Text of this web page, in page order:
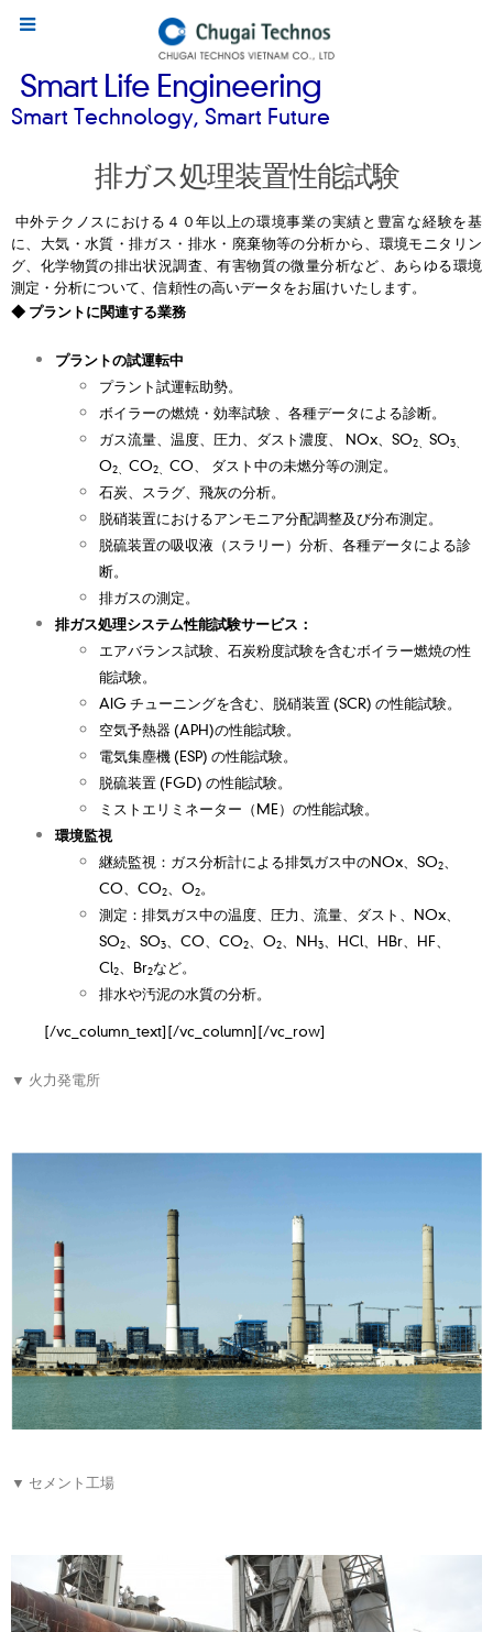
Smart Life Engineering
Smart Technology, Smart Future
排ガス処理装置性能試験
中外テクノスにおける４０年以上の環境事業の実績と豊富な経験を基
に、大気・水質・排ガス・排水・廃棄物等の分析から、環境モニタリン
グ、化学物質の排出状況調査、有害物質の微量分析など、あらゆる環境
測定・分析について、信頼性の高いデータをお届けいたします。
◆ プラントに関連する業務
プラントの試運転中
プラント試運転助勢。
ボイラーの燃焼・効率試験 、各種データによる診断。
ガス流量、温度、圧力、ダスト濃度、 NOx、SO2、 SO3、
O2、 CO2、 CO、 ダスト中の未燃分等の測定。
石炭、スラグ、飛灰の分析。
脱硝装置におけるアンモニア分配調整及び分布測定。
脱硫装置の吸収液（スラリー）分析、各種データによる診
断。
排ガスの測定。
排ガス処理システム性能試験サービス：
エアバランス試験、石炭粉度試験を含むボイラー燃焼の性
能試験。
AIG チューニングを含む、脱硝装置 (SCR) の性能試験。
空気予熱器 (APH)の性能試験。
電気集塵機 (ESP) の性能試験。
脱硫装置 (FGD) の性能試験。
ミストエリミネーター（ME）の性能試験。
環境監視
継続監視：ガス分析計による排気ガス中のNOx、SO2
CO、CO2 、O2。
測定：排気ガス中の温度、圧力、流量、ダスト、NOx、
SO2 、SO3 、CO、CO2 、O2 、NH3
、HCl、HBr、HF、
Cl2 、Br2など。
排水や汚泥の水質の分析。
[/vc_column_text][/vc_column][/vc_row]
▼ 火力発電所
▼ セメント工場